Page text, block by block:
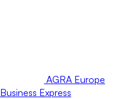
AGRA Europe
Business Express